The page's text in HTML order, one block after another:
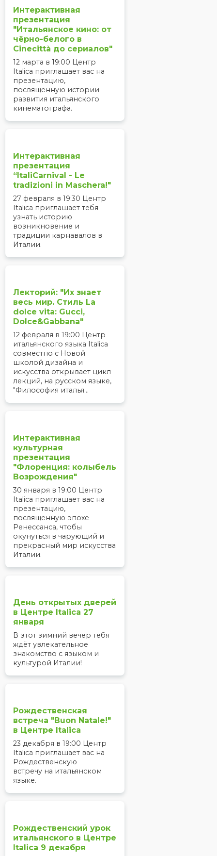
Интерактивная
презентация
"Итальянское кино: от
чёрно-белого в
Cinecittà до сериалов"
12 марта в 19:00 Центр
Italica приглашает вас на
презентацию,
посвященную истории
развития итальянского
кинематографа.
Интерактивная
презентация
“ItaliCarnival - Le
tradizioni in Maschera!"
27 февраля в 19:30 Центр
Italica приглашает тебя
узнать историю
возникновение и
традиции карнавалов в
Италии.
Лекторий: "Их знает
весь мир. Стиль La
dolce vita: Gucci,
Dolce&Gabbana"
12 февраля в 19:00 Центр
итальянского языка Italica
совместно с Новой
школой дизайна и
искусства открывает цикл
лекций, на русском языке,
"Философия италья...
Интерактивная
культурная
презентация
"Флоренция: колыбель
Возрождения"
30 января в 19:00 Центр
Italica приглашает вас на
презентацию,
посвященную эпохе
Ренессанса, чтобы
окунуться в чарующий и
прекрасный мир искусства
Италии.
День открытых дверей
в Центре Italica 27
января
В этот зимний вечер тебя
ждёт увлекательное
знакомство с языком и
культурой Италии!
Рождественская
встреча "Buon Natale!"
в Центре Italica
23 декабря в 19:00 Центр
Italica приглашает вас на
Рождественскую
встречу на итальянском
языке.
Рождественский урок
итальянского в Центре
Italica 9 декабря